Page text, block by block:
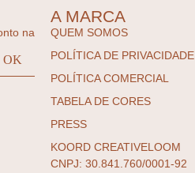
na
A MARCA
QUEM SOMOS
POLÍTICA DE PRIVACIDADE
POLÍTICA COMERCIAL
TABELA DE CORES
PRESS
KOORD CREATIVELOOM
CNPJ: 30.841.760/0001-92